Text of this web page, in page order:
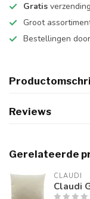
Gratis
Groot
Bestellingen
Reviews
Gerelateerde
CLAUDI
Claudi